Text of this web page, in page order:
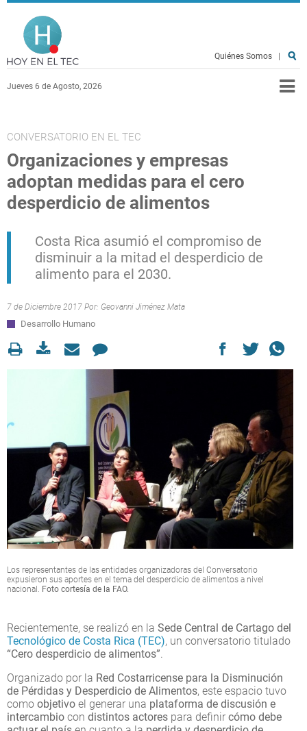
Pasar al contenido principal
Jueves 6 de Agosto, 2026
Quiénes Somos
CONVERSATORIO EN EL TEC
Organizaciones y empresas
adoptan medidas para el cero
desperdicio de alimentos
Costa Rica asumió el compromiso de
disminuir a la mitad el desperdicio de
alimento para el 2030.
7 de Diciembre 2017 Por: Geovanni Jiménez Mata
Desarrollo Humano
Los representantes de las entidades organizadoras del Conversatorio
expusieron sus aportes en el tema del desperdicio de alimentos a nivel
nacional. Foto cortesía de la FAO.
Recientemente, se realizó en la Sede Central de Cartago del
Tecnológico de Costa Rica (TEC), un conversatorio titulado
“Cero desperdicio de alimentos”.
Organizado por la Red Costarricense para la Disminución
de Pérdidas y Desperdicio de Alimentos, este espacio tuvo
como objetivo el generar una plataforma de discusión e
intercambio con distintos actores para definir cómo debe